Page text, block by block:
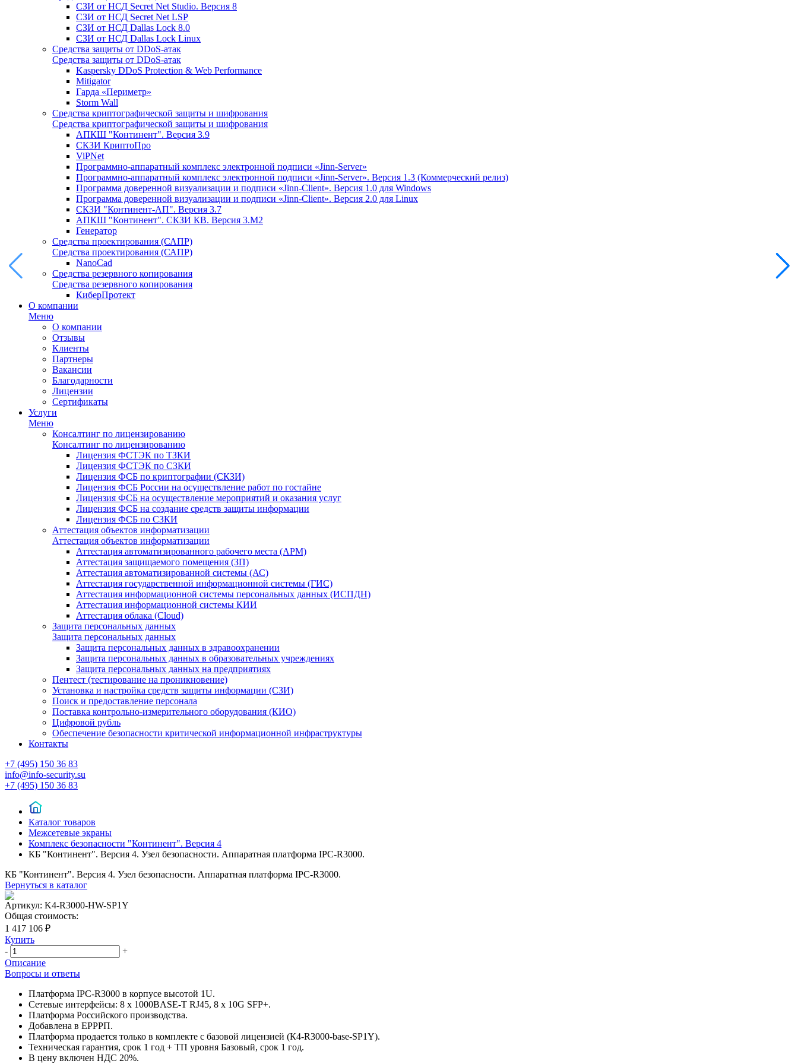
СЗИ от НСД Secret Net Studio. Версия 8
СЗИ от НСД Secret Net LSP
СЗИ от НСД Dallas Lock 8.0
СЗИ от НСД Dallas Lock Linux
Средства защиты от DDoS-атак
Средства защиты от DDoS-атак
Kaspersky DDoS Protection & Web Performance
Mitigator
Гарда «Периметр»
Storm Wall
Средства криптографической защиты и шифрования
Средства криптографической защиты и шифрования
АПКШ "Континент". Версия 3.9
СКЗИ КриптоПро
ViPNet
Программно-аппаратный комплекс электронной подписи «Jinn-Server»
Программно-аппаратный комплекс электронной подписи «Jinn-Server». Версия 1.3 (Коммерческий релиз)
Программа доверенной визуализации и подписи «Jinn-Client». Версия 1.0 для Windows
Программа доверенной визуализации и подписи «Jinn-Client». Версия 2.0 для Linux
СКЗИ "Континент-АП". Версия 3.7
АПКШ "Континент". СКЗИ КВ. Версия 3.М2
Генератор
Средства проектирования (САПР)
Средства проектирования (САПР)
NanoCad
Средства резервного копирования
Средства резервного копирования
КиберПротект
О компании
Меню
О компании
Отзывы
Клиенты
Партнеры
Вакансии
Благодарности
Лицензии
Сертификаты
Услуги
Меню
Консалтинг по лицензированию
Консалтинг по лицензированию
Лицензия ФСТЭК по ТЗКИ
Лицензия ФСТЭК по СЗКИ
Лицензия ФСБ по криптографии (СКЗИ)
Лицензия ФСБ России на осуществление работ по гостайне
Лицензия ФСБ на осуществление мероприятий и оказания услуг
Лицензия ФСБ на создание средств защиты информации
Лицензия ФСБ по СЗКИ
Аттестация объектов информатизации
Аттестация объектов информатизации
Аттестация автоматизированного рабочего места (АРМ)
Аттестация защищаемого помещения (ЗП)
Аттестация автоматизированной системы (АС)
Аттестация государственной информационной системы (ГИС)
Аттестация информационной системы персональных данных (ИСПДН)
Аттестация информационной системы КИИ
Аттестация облака (Cloud)
Защита персональных данных
Защита персональных данных
Защита персональных данных в здравоохранении
Защита персональных данных в образовательных учреждениях
Защита персональных данных на предприятиях
Пентест (тестирование на проникновение)
Установка и настройка средств защиты информации (СЗИ)
Поиск и предоставление персонала
Поставка контрольно-измерительного оборудования (КИО)
Цифровой рубль
Обеспечение безопасности критической информационной инфраструктуры
Контакты
+7 (495) 150 36 83
info@info-security.su
+7 (495) 150 36 83
Каталог товаров
Межсетевые экраны
Комплекс безопасности "Континент". Версия 4
КБ "Континент". Версия 4. Узел безопасности. Аппаратная платформа IPC-R3000.
КБ "Континент". Версия 4. Узел безопасности. Аппаратная платформа IPC-R3000.
Вернуться в каталог
Артикул: K4-R3000-HW-SP1Y
Общая стоимость:
1 417 106 ₽
Купить
-
+
Описание
Вопросы и ответы
Платформа IPC-R3000 в корпусе высотой 1U.
Сетевые интерфейсы: 8 x 1000BASE-T RJ45, 8 x 10G SFP+.
Платформа Российского производства.
Добавлена в ЕРРРП.
Платформа продается только в комплекте с базовой лицензией (К4-R3000-base-SP1Y).
Техническая гарантия, срок 1 год + ТП уровня Базовый, срок 1 год.
В цену включен НДС 20%.